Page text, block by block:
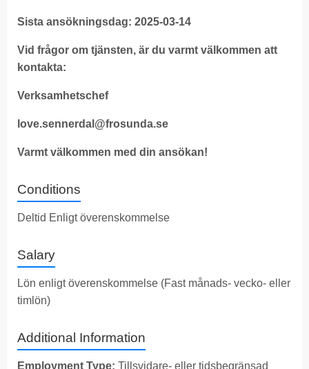
Sista ansökningsdag: 2025-03-14
Vid frågor om tjänsten, är du varmt välkommen att
kontakta:
Verksamhetschef
love.sennerdal@frosunda.se
Varmt välkommen med din ansökan!
Conditions
Deltid Enligt överenskommelse
Salary
Lön enligt överenskommelse (Fast månads- vecko- eller
timlön)
Additional Information
Employment Type: Tillsvidare- eller tidsbegränsad